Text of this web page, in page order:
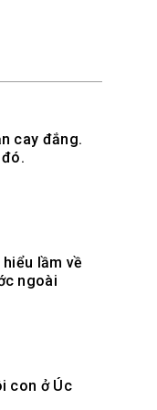
cay đắng.
lầm về
ngoài
con ở Úc